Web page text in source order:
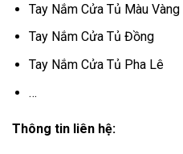
Tay Nắm Cửa Tủ Màu Vàng
Tay Nắm Cửa Tủ Đồng
Tay Nắm Cửa Tủ Pha Lê
…
Thông tin liên hệ: